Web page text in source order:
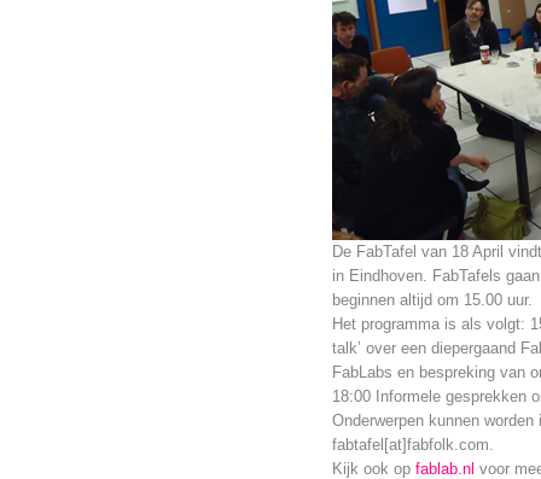
De FabTafel van 18 April
in Eindhoven. FabTafels
beginnen altijd om 15.00 uur.
Het programma is als volgt:
talk’ over een diepergaand
FabLabs en bespreking van
18:00 Informele gesprekken
Onderwerpen kunnen
fabtafel[at]fabfolk.com.
Kijk ook op fablab.nl voor